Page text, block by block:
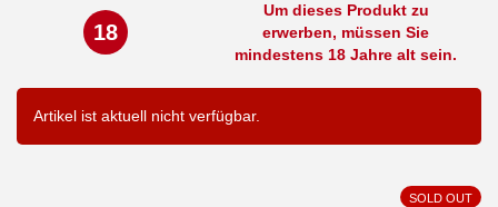
18
Um dieses Produkt zu
erwerben, müssen Sie
mindestens 18 Jahre alt sein.
Artikel ist aktuell nicht verfügbar.
SOLD OUT